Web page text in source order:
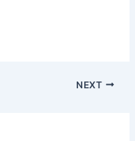
NEXT